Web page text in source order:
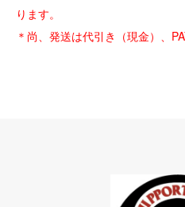
ります。
＊尚、発送は代引き（現金）、